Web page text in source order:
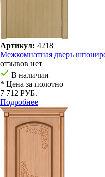
Артикул: 4218
Межкомнатная дверь
отзывов нет
В наличии
* Цена за полотно
7 712 РУБ.
Подробнее